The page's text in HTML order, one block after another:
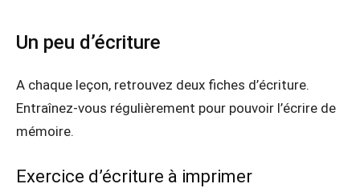
Un peu d’écriture
A chaque leçon, retrouvez deux fiches d’écriture.
Entraînez-vous régulièrement pour pouvoir l’écrire de
mémoire.
Exercice d’écriture à imprimer